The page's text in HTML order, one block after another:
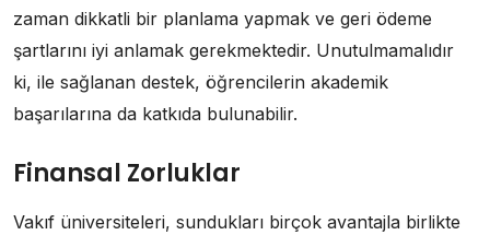
zaman dikkatli bir planlama yapmak ve geri ödeme
şartlarını iyi anlamak gerekmektedir. Unutulmamalıdır
ki, ile sağlanan destek, öğrencilerin akademik
başarılarına da katkıda bulunabilir.
Finansal Zorluklar
Vakıf üniversiteleri, sundukları birçok avantajla birlikte